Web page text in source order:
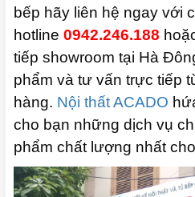
bếp hãy liên hệ ngay với
hotline 0942.246.188
tiếp showroom tại Hà
phẩm và tư vấn trực tiếp
hàng. Nội thất ACADO
cho bạn những dịch vụ
phẩm chất lượng nhất